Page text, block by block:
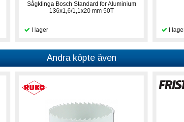
Sågklinga Bosch Standard for Aluminium
136x1,6/1,1x20 mm 50T
Andra köpte även